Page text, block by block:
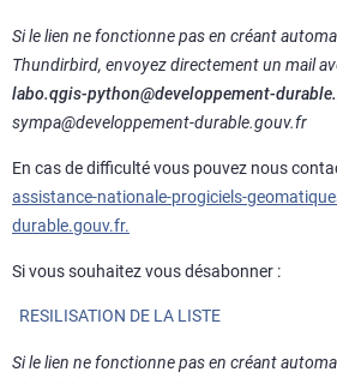
Si le lien ne fonctionne pas en créant
Thundirbird, envoyez directement un mail
labo.qgis-python@developpement-
sympa@developpement-durable.gouv.fr
En cas de difficulté vous pouvez nous
assistance-nationale-progiciels-
durable.gouv.fr.
Si vous souhaitez vous désabonner :
RESILISATION DE LA LISTE
Si le lien ne fonctionne pas en créant